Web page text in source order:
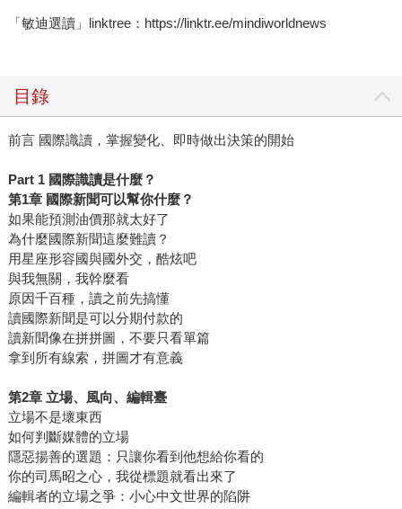
「敏迪選讀」linktree：https://linktr.ee/mindiworldnews
目錄
前言 國際識讀，掌握變化、即時做出決策的開始
Part 1 國際識讀是什麼？
第1章 國際新聞可以幫你什麼？
如果能預測油價那就太好了
為什麼國際新聞這麼難讀？
用星座形容國與國外交，酷炫吧
與我無關，我幹麼看
原因千百種，讀之前先搞懂
讀國際新聞是可以分期付款的
讀新聞像在拼拼圖，不要只看單篇
拿到所有線索，拼圖才有意義
第2章 立場、風向、編輯臺
立場不是壞東西
如何判斷媒體的立場
隱惡揚善的選題：只讓你看到他想給你看的
你的司馬昭之心，我從標題就看出來了
編輯者的立場之爭：小心中文世界的陷阱